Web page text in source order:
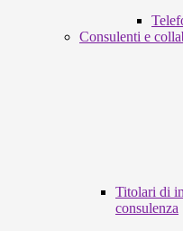
Consulenti e
Titolari di
consulenza